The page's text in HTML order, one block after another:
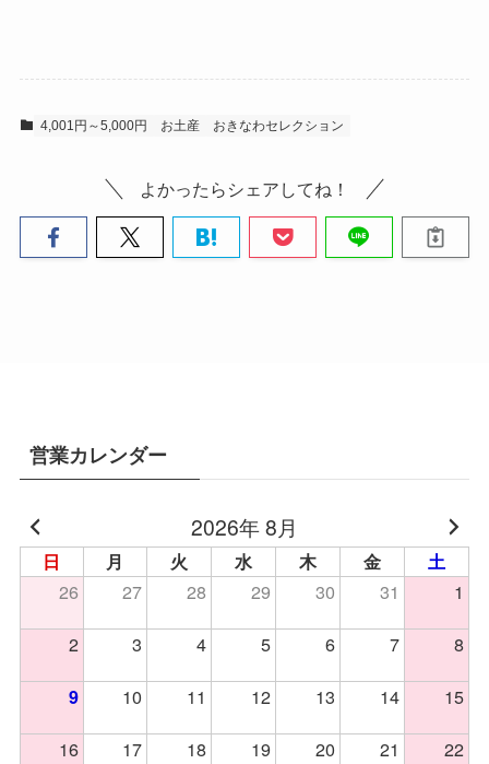
4,001円～5,000円 お土産 おきなわセレクション
よかったらシェアしてね！
営業カレンダー
2026年 8月
日 月 火 水 木 金 土
26 27 28 29 30 31
1
2
3 4 5 6 7 8
9 10 11 12 13 14
15
16
17 18 19 20 21
22